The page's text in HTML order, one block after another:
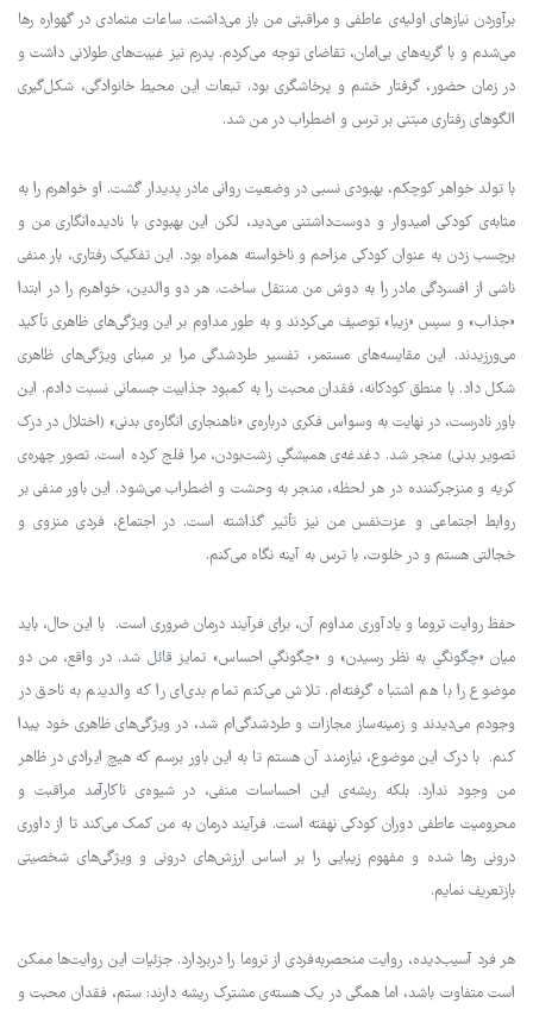
برآوردن نیازهای اولیه‌ی عاطفی و مراقبتی من باز می‌داشت. ساعات متمادی در گهواره رها
می‌شدم و با گریه‌های بی‌امان، تقاضای توجه می‌کردم. پدرم نیز غیبت‌های طولانی داشت و
در زمان حضور، گرفتار خشم و پرخاشگری بود. تبعات این محیط خانوادگی، شکل‌گیری
الگوهای رفتاری مبتنی بر ترس و اضطراب در من شد.
با تولد خواهر کوچکم، بهبودی نسبی در وضعیت روانی مادر پدیدار گشت. او خواهرم را به
مثابه‌ی کودکی امیدوار و دوست‌داشتنی می‌دید، لکن این بهبودی با نادیده‌انگاری من و
برچسب زدن به عنوان کودکی مزاحم و ناخواسته همراه بود. این تفکیک رفتاری، بار منفی
ناشی از افسردگی مادر را به دوش من منتقل ساخت. هر دو والدین، خواهرم را در ابتدا
«جذاب» و سپس «زیبا» توصیف می‌کردند و به طور مداوم بر این ویژگی‌های ظاهری تأکید
می‌ورزیدند. این مقایسه‌های مستمر، تفسیر طردشدگی مرا بر مبنای ویژگی‌های ظاهری
شکل داد. با منطق کودکانه، فقدان محبت را به کمبود جذابیت جسمانی نسبت دادم. این
باور نادرست، در نهایت به وسواس فکری درباره‌ی «ناهنجاری انگاره‌ی بدنی» (اختلال در درک
تصویر بدنی) منجر شد. دغدغه‌ی همیشگیِ زشت‌بودن، مرا فلج کرده است. تصور چهره‌ی
کریه و منزجرکننده در هر لحظه، منجر به وحشت و اضطراب می‌شود. این باور منفی بر
روابط اجتماعی و عزت‌نفس من نیز تأثیر گذاشته است. در اجتماع، فردی منزوی و
خجالتی هستم و در خلوت، با ترس به آینه نگاه می‌کنم.
حفظ روایت تروما و یادآوری مداوم آن، برای فرآیند درمان ضروری است. با این حال، باید
میان «چگونگیِ به نظر رسیدن» و «چگونگیِ احساس» تمایز قائل شد. در واقع، من دو
موضوع را با هم اشتباه گرفته‌ام. تلاش می‌کنم تمام بدی‌ای را که والدینم به ناحق در
وجودم می‌دیدند و زمینه‌ساز مجازات و طردشدگی‌ام شد، در ویژگی‌های ظاهری خود پیدا
کنم. با درک این موضوع، نیازمند آن هستم تا به این باور برسم که هیچ ایرادی در ظاهر
من وجود ندارد. بلکه ریشه‌ی این احساسات منفی، در شیوه‌ی ناکارآمد مراقبت و
محرومیت عاطفی دوران کودکی نهفته است. فرآیند درمان به من کمک می‌کند تا از داوری
درونی رها شده و مفهوم زیبایی را بر اساس ارزش‌های درونی و ویژگی‌های شخصیتی
بازتعریف نمایم.
هر فرد آسیب‌دیده، روایت منحصربه‌فردی از تروما را دربردارد. جزئیات این روایت‌ها ممکن
است متفاوت باشد، اما همگی در یک هسته‌ی مشترک ریشه دارند: ستم، فقدان محبت و